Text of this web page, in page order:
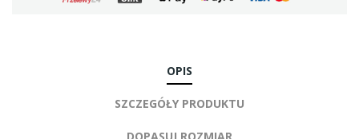
OPIS
SZCZEGÓŁY PRODUKTU